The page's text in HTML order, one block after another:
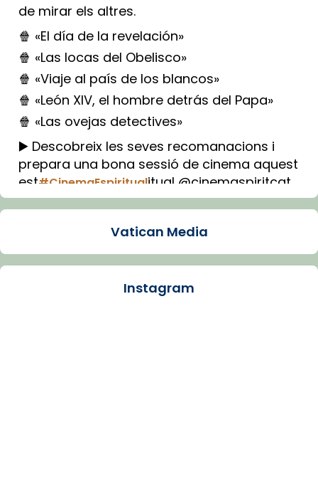
de mirar els altres.
🍿 «El día de la revelación»
🍿 «Las locas del Obelisco»
🍿 «Viaje al país de los blancos»
🍿 «León XIV, el hombre detrás del Papa»
🍿 «Las ovejas detectives»
▶️ Descobreix les seves recomanacions i
prepara una bona sessió de cinema aquest
est#CinemaEspiritualitual @cinemaspiritcat
Imatge: Generada amb IA (OpenAI)
View on Facebook · Share
Arquebisbat de Barcelona
Vatican Media
Instagram